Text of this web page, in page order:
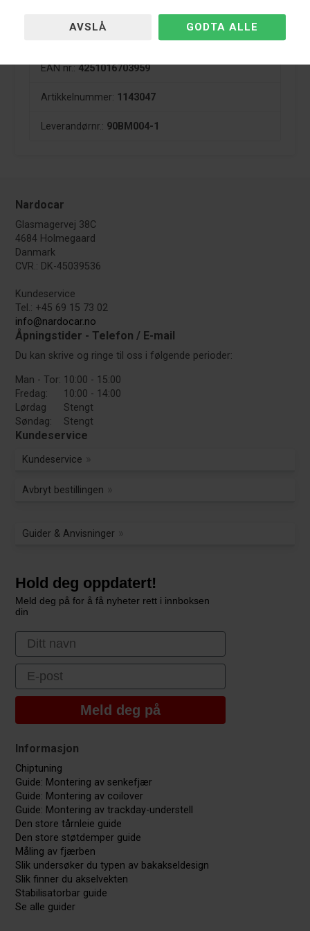
på at du får produkter med et prisbevisst fokus på
kvalitet til din Carbon BMW 3-Serie E90,E91,E92,E93.
EAN nr.:4251016703959
Artikkelnummer: 1143047
Leverandørnr.: 90BM004-1
Nardocar
Glasmagervej 38C
4684 Holmegaard
Danmark
CVR.: DK-45039536
Kundeservice
Tel.: +45 69 15 73 02
info@nardocar.no
Åpningstider - Telefon / E-mail
Du kan skrive og ringe til oss i følgende perioder:
Man - Tor: 10:00 - 15:00
Fredag:
10:00 - 14:00
Lørdag
Stengt
Søndag:
Stengt
Kundeservice
Kundeservice
Avbryt bestillingen
Guider & Anvisninger
Hold deg oppdatert!
Meld deg på for å få nyheter rett i innboksen
din
First Name
Email
Meld deg på
Informasjon
Chiptuning
Guide: Montering av senkefjær
Guide: Montering av coilover
Guide: Montering av trackday-understell
Den store tårnleie guide
Den store støtdemper guide
Måling av fjærben
Slik undersøker du typen av bakakseldesign
Slik finner du akselvekten
Stabilisatorbar guide
Se alle guider